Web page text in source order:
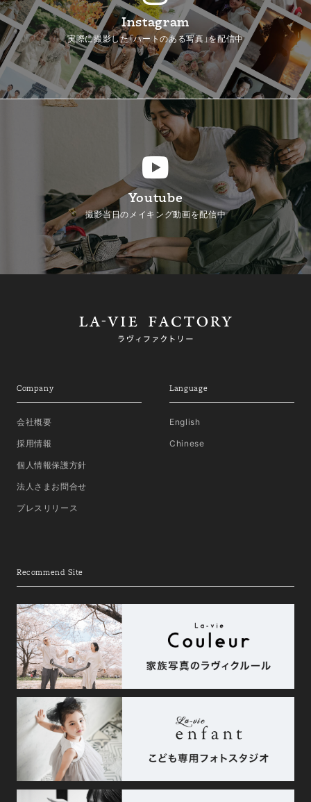
Instagram
実際に撮影した「ハートのある写真」を配信中
Youtube
撮影当日のメイキング動画を配信中
Company
会社概要
採用情報
個人情報保護方針
法人さまお問合せ
プレスリリース
Language
English
Chinese
Recommend Site